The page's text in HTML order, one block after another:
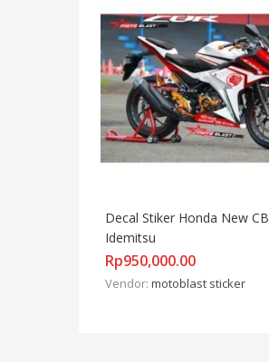
Decal Stiker Honda New
Idemitsu
Rp950,000.00
Vendor: motoblast sticker